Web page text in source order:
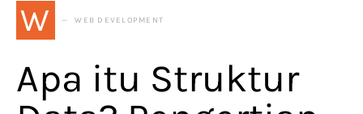
W WEB DEVELOPMENT
Apa itu Struktur